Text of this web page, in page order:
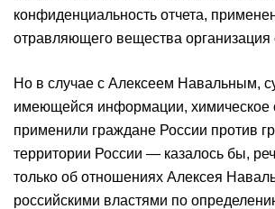
конфиденциальность отчета,
отравляющего вещества организация
Но в случае с Алексеем Навальным,
имеющейся информации, химическое
применили граждане России против
территории России — казалось бы,
только об отношениях Алексея
российскими властями по